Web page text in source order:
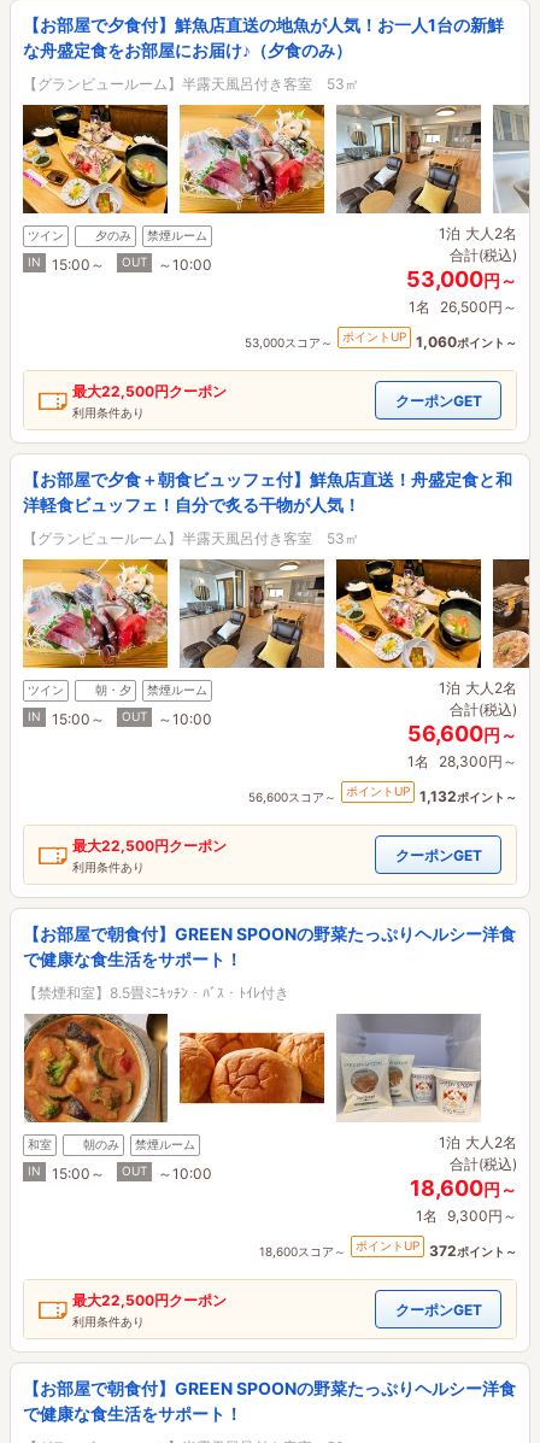
【お部屋で夕食付】鮮魚店直送の地魚が人気！お一人1台の新鮮
な舟盛定食をお部屋にお届け♪（夕食のみ）
【グランビュールーム】半露天風呂付き客室 53㎡
ツイン 夕のみ
禁煙ルーム
IN
15:00～ OUT ～10:00
1泊 大人2名
合計(税込)
53,000円～
1名 26,500円～
53,000スコア～ ポイントUP 1,060ポイント～
最大22,500円クーポン
利用条件あり
クーポンGET
【お部屋で夕食＋朝食ビュッフェ付】鮮魚店直送！舟盛定食と和
洋軽食ビュッフェ！自分で炙る干物が人気！
【グランビュールーム】半露天風呂付き客室 53㎡
ツイン 朝・夕
禁煙ルーム
IN
15:00～ OUT ～10:00
1泊 大人2名
合計(税込)
56,600円～
1名 28,300円～
56,600スコア～ ポイントUP 1,132ポイント～
最大22,500円クーポン
利用条件あり
クーポンGET
【お部屋で朝食付】GREEN SPOONの野菜たっぷりヘルシー洋食
で健康な食生活をサポート！
【禁煙和室】8.5畳ﾐﾆｷｯﾁﾝ・ﾊﾞｽ・ﾄｲﾚ付き
和室 朝のみ
禁煙ルーム
IN
15:00～ OUT ～10:00
1泊 大人2名
合計(税込)
18,600円～
1名 9,300円～
18,600スコア～ ポイントUP 372ポイント～
最大22,500円クーポン
利用条件あり
クーポンGET
【お部屋で朝食付】GREEN SPOONの野菜たっぷりヘルシー洋食
で健康な食生活をサポート！